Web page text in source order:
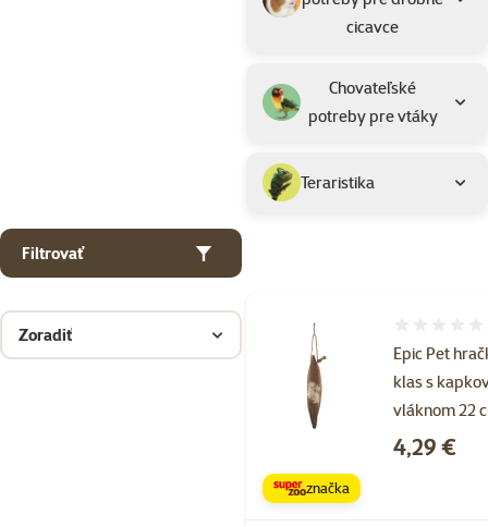
cicavce
Chovateľské
potreby pre vtáky
Teraristika
Filtrovať
Zoradiť
Epic Pet
klas s
vláknom 22
Cena
4,29 €
značka